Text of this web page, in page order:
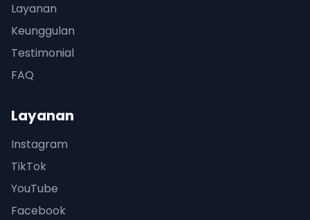
Layanan
Keunggulan
Testimonial
FAQ
Layanan
Instagram
TikTok
YouTube
Facebook